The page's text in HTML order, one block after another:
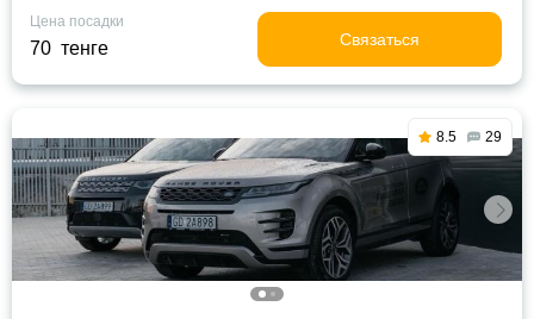
Цена посадки
70 тенге Связаться
8.5 29